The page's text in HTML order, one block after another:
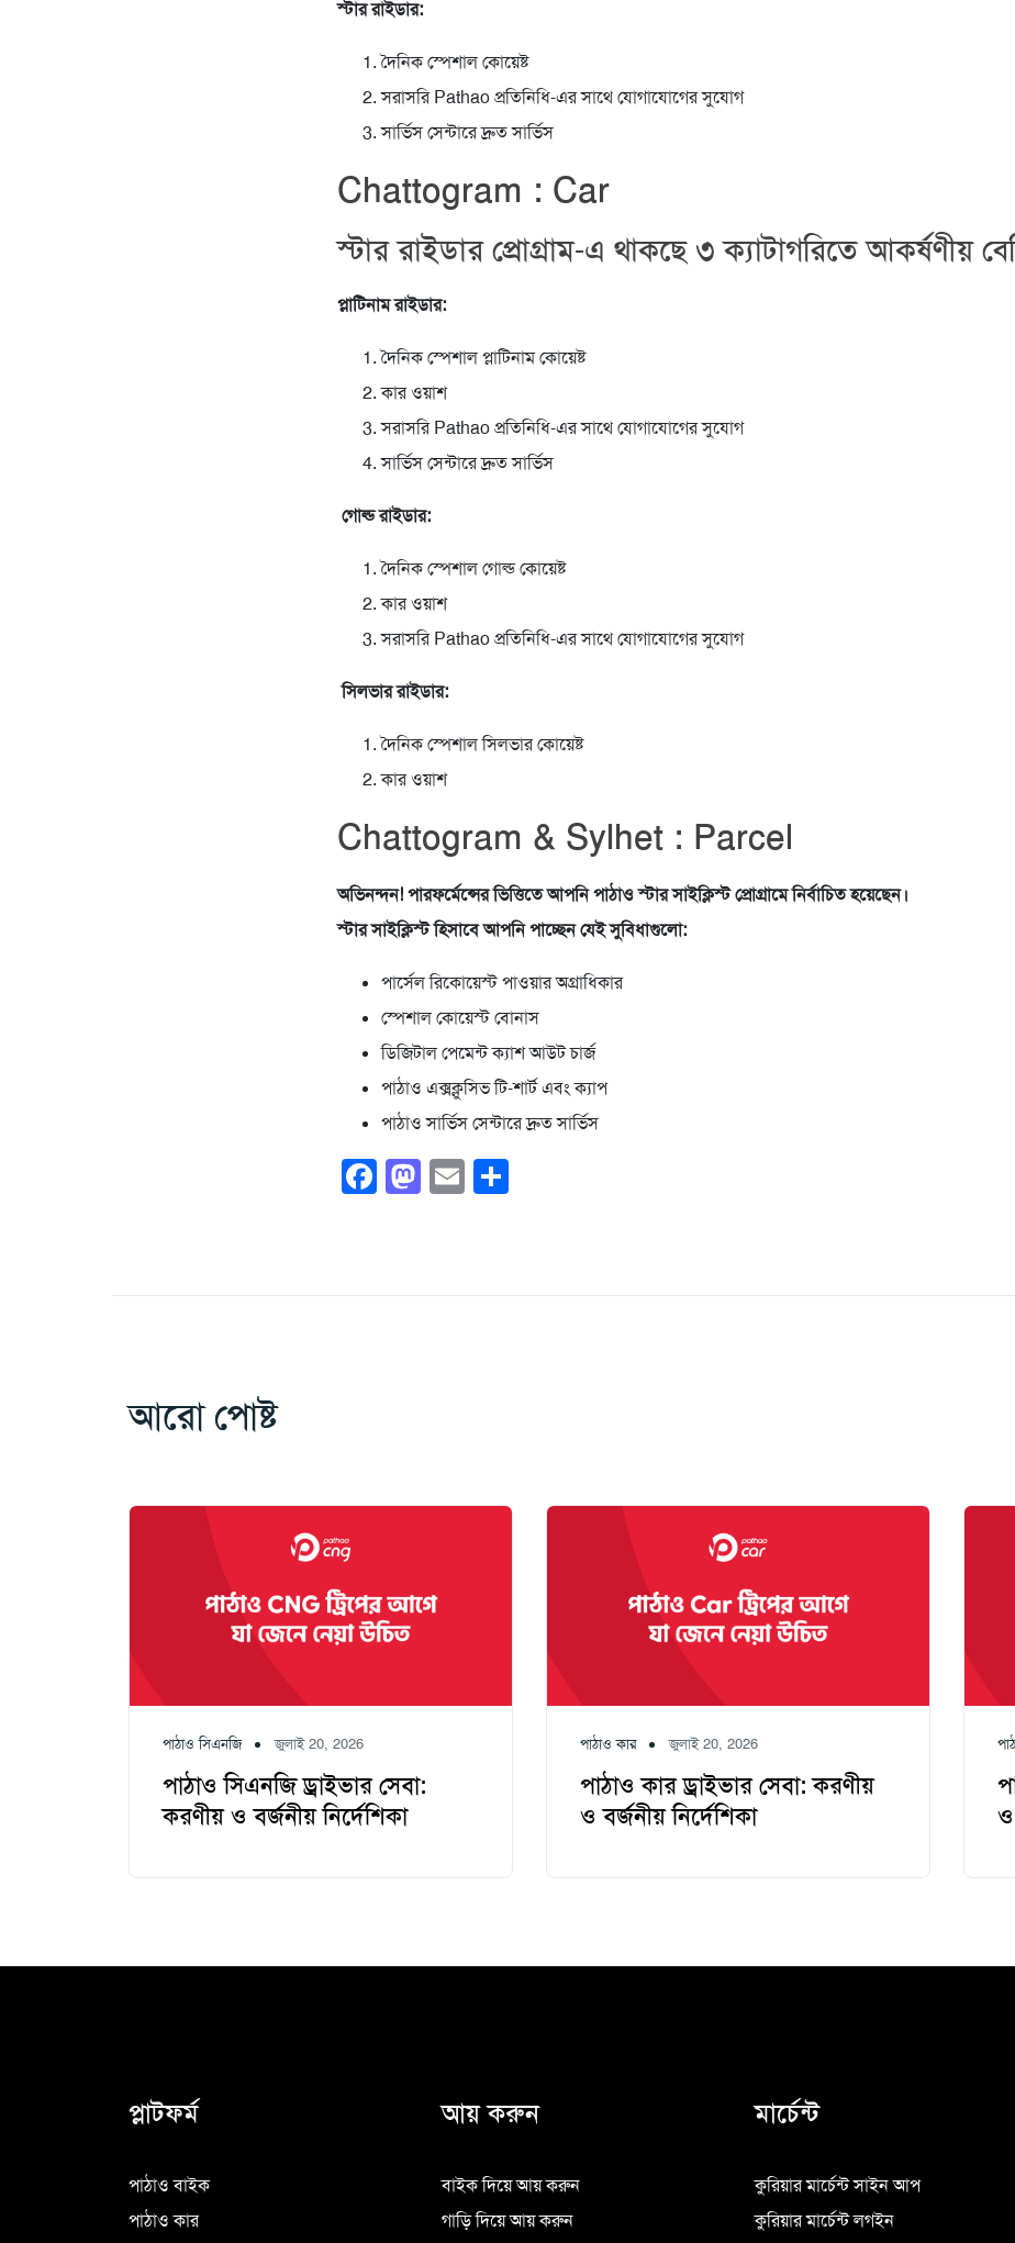
স্টার রাইডার:
দৈনিক স্পেশাল কোয়েষ্ট
সরাসরি Pathao প্রতিনিধি-এর সাথে যোগাযোগের সুযোগ
সার্ভিস সেন্টারে দ্রুত সার্ভিস
Chattogram : Car
স্টার রাইডার প্রোগ্রাম-এ থাকছে ৩ ক্যাটাগরিতে আকর্ষণীয়
প্লাটিনাম রাইডার:
দৈনিক স্পেশাল প্লাটিনাম কোয়েষ্ট
কার ওয়াশ
সরাসরি Pathao প্রতিনিধি-এর সাথে যোগাযোগের সুযোগ
সার্ভিস সেন্টারে দ্রুত সার্ভিস
গোল্ড রাইডার:
দৈনিক স্পেশাল গোল্ড কোয়েষ্ট
কার ওয়াশ
সরাসরি Pathao প্রতিনিধি-এর সাথে যোগাযোগের সুযোগ
সিলভার রাইডার:
দৈনিক স্পেশাল সিলভার কোয়েষ্ট
কার ওয়াশ
Chattogram & Sylhet : Parcel
অভিনন্দন! পারফর্মেন্সের ভিত্তিতে আপনি পাঠাও স্টার সাইক্লিস্ট প্রোগ্রামে নির্বাচিত হয়েছেন।
স্টার সাইক্লিস্ট হিসাবে আপনি পাচ্ছেন যেই সুবিধাগুলো:
পার্সেল রিকোয়েস্ট পাওয়ার অগ্রাধিকার
স্পেশাল কোয়েস্ট বোনাস
ডিজিটাল পেমেন্ট ক্যাশ আউট চার্জ
পাঠাও এক্সক্লুসিভ টি-শার্ট এবং ক্যাপ
পাঠাও সার্ভিস সেন্টারে দ্রুত সার্ভিস
Facebook
Mastodon
Email
আরো পোষ্ট
পাঠাও সিএনজি জুলাই 20, 2026
পাঠাও সিএনজি ড্রাইভার সেবা:
করণীয় ও বর্জনীয় নির্দেশিকা
পাঠাও কার জুলাই 20, 2026
পাঠাও কার ড্রাইভার সেবা: করণীয়
ও বর্জনীয় নির্দেশিকা
ও
প্লাটফর্ম
পাঠাও বাইক
পাঠাও কার
আয় করুন
বাইক দিয়ে আয় করুন
গাড়ি দিয়ে আয় করুন
মার্চেন্ট
কুরিয়ার মার্চেন্ট সাইন আপ
কুরিয়ার মার্চেন্ট লগইন